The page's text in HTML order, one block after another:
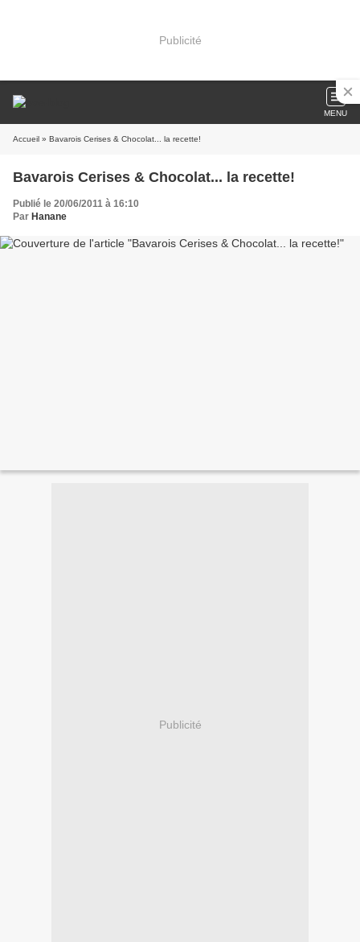
Publicité
MENU
Accueil » Bavarois Cerises & Chocolat... la recette!
Bavarois Cerises & Chocolat... la recette!
Publié le 20/06/2011 à 16:10
Par Hanane
Publicité